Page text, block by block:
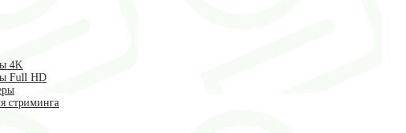
4K
Full HD
стриминга